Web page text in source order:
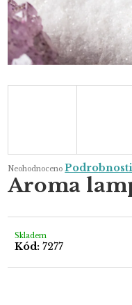
Průměrné
produktu
je
5
Neohodnoceno
Aroma
Skladem
Kód: 7277